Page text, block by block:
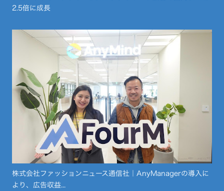
2.5倍に成長
株式会社ファッションニュース通信社｜AnyManagerの導入に
より、広告収益...